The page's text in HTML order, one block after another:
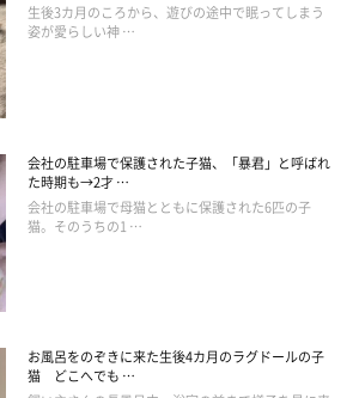
生後3カ月のころから、遊びの途中で眠ってしまう
姿が愛らしい神 …
会社の駐車場で保護された子猫、「暴君」と呼ばれ
た時期も→2才 …
会社の駐車場で母猫とともに保護された6匹の子
猫。そのうちの1 …
お風呂をのぞきに来た生後4カ月のラグドールの子
猫 どこへでも …